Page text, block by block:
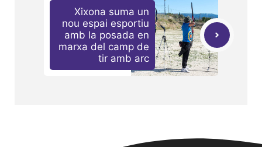
Xixona suma un
nou espai esportiu
amb la posada en
marxa del camp de
tir amb arc